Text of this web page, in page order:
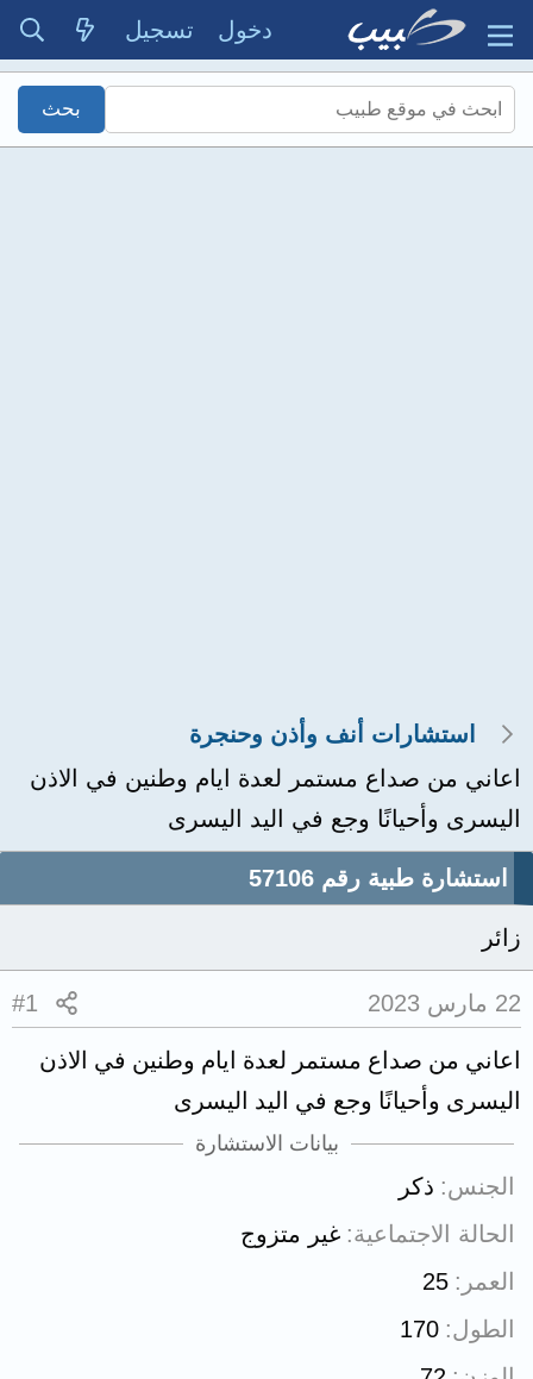
دخول تسجيل
استشارات أنف وأذن وحنجرة
اعاني من صداع مستمر لعدة ايام وطنين في الاذن
اليسرى وأحيانًا وجع في اليد اليسرى
استشارة طبية رقم 57106
زائر
22 مارس 2023 #1
اعاني من صداع مستمر لعدة ايام وطنين في الاذن
اليسرى وأحيانًا وجع في اليد اليسرى
بيانات الاستشارة
الجنس ذكر
الحالة الاجتماعية غير متزوج
العمر
25
الطول 170